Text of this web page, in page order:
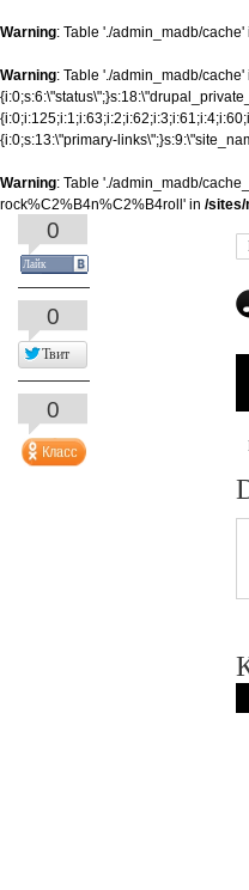
Warning: Table './admin_madb/
Warning: Table './admin_madb/
{i:0;s:13:\"primary-
Warning: Table './admin_madb/
rock%C2%B4n%C2%B4roll' in /sites/
0
Лайк
0
Твит
0